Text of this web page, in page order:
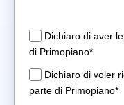
Dichiaro di aver
di Primopiano*
Dichiaro di voler
parte di Primopiano*